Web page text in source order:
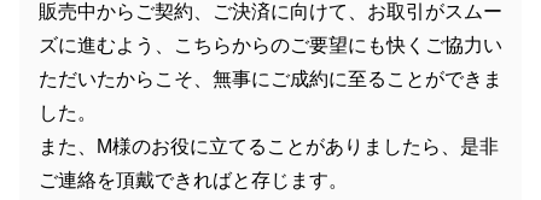
販売中からご契約、ご決済に向けて、お取引がスムー
ズに進むよう、こちらからのご要望にも快くご協力い
ただいたからこそ、無事にご成約に至ることができま
した。
また、M様のお役に立てることがありましたら、是非
ご連絡を頂戴できればと存じます。